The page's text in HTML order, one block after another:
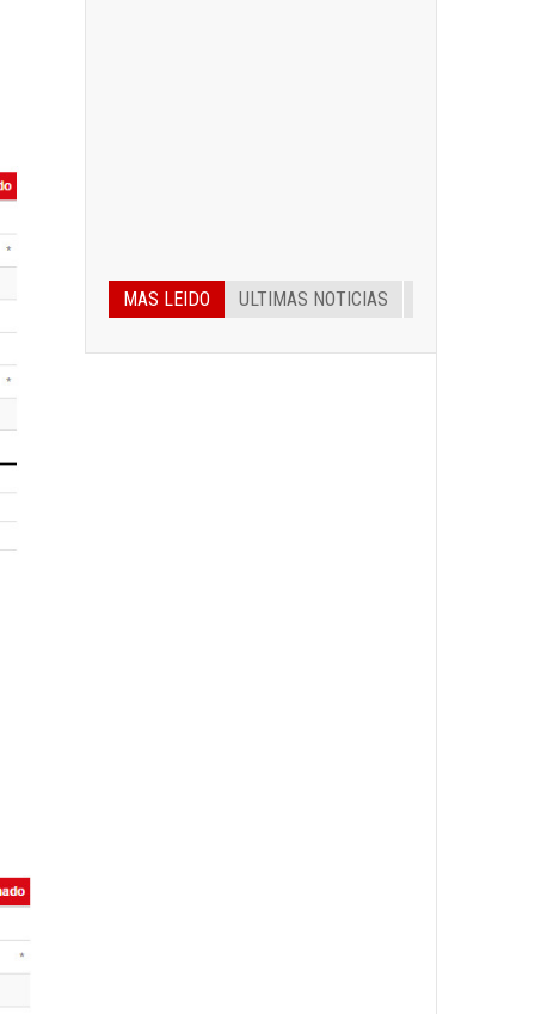
MAS LEIDO ULTIMAS NOTICIAS